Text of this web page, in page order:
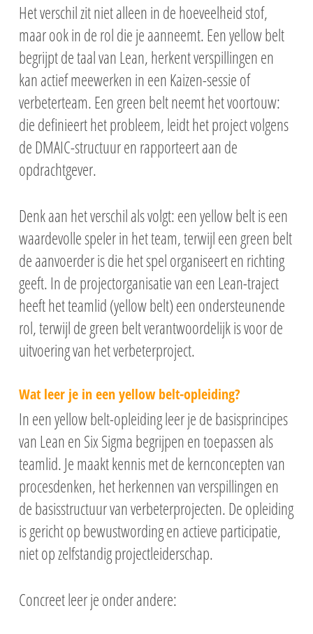
Het verschil zit niet alleen in de hoeveelheid stof,
maar ook in de rol die je aanneemt. Een yellow belt
begrijpt de taal van Lean, herkent verspillingen en
kan actief meewerken in een Kaizen-sessie of
verbeterteam. Een green belt neemt het voortouw:
die definieert het probleem, leidt het project volgens
de DMAIC-structuur en rapporteert aan de
opdrachtgever.
Denk aan het verschil als volgt: een yellow belt is een
waardevolle speler in het team, terwijl een green belt
de aanvoerder is die het spel organiseert en richting
geeft. In de projectorganisatie van een Lean-traject
heeft het teamlid (yellow belt) een ondersteunende
rol, terwijl de green belt verantwoordelijk is voor de
uitvoering van het verbeterproject.
Wat leer je in een yellow belt-opleiding?
In een yellow belt-opleiding leer je de basisprincipes
van Lean en Six Sigma begrijpen en toepassen als
teamlid. Je maakt kennis met de kernconcepten van
procesdenken, het herkennen van verspillingen en
de basisstructuur van verbeterprojecten. De opleiding
is gericht op bewustwording en actieve participatie,
niet op zelfstandig projectleiderschap.
Concreet leer je onder andere: